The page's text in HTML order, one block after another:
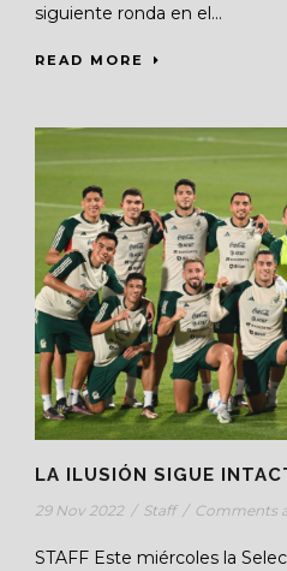
siguiente ronda en el...
READ MORE
LA ILUSIÓN SIGUE
29 Nov 2022 / Staff / Comments
STAFF Este miércoles la